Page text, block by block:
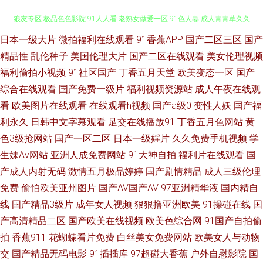
久草视频国产精品 欧美人人艹 91孕妇被操大片 香蕉视讯 国产大片中文字幕
狼友专区 极品色色影院 91人人看 老熟女做爱一区 91色人妻 成人青青草久久
四虎影城库 影音av网址 三级片av片 在线视频污 人妖伪娘 91视网站 偷拍伊
人 伊人影音成人网 超碰美女 人人肏艹 国产tv精品 国产三级视频 熟女福利资
源库 91成人天蚕 东方四虎aV 午夜AV性爱 久草免费福利站 福利微拍伦理 在
线观看91视频 av资源一 91豆花网 操人妖网 午夜性伦理视频 美女午夜私人影
超碰97人人爱 伊人青青大香蕉 波多野氏黄色39 超碰从插 日本影院色 亚洲妞
日本一级大片 微拍福利在线观看 91香蕉APP 国产二区三区 国产
精品性 乱伦种子 美国伦理大片 国产二区在线观看 美女伦理视频
福利偷拍小视频 91社区国产 丁香五月天堂 欧美变态一区 国产
综合在线观看 国产免费一级片 福利视频资源站 成人午夜在线观
看 欧美图片在线观看 在线观看h视频 国产a级0 变性人妖 国产福
利永久 日韩中文字幕观看 足交在线播放91 丁香五月色网站 黄
色3级抢网站 国产一区二区 日本一级婬片 久久免费手机视频 学
生妹Av网站 亚洲人成免费网站 91大神自拍 福利片在线观看 国
产成人内射无码 激情五月极品婷婷 国产剧情精品 成人三级伦理
免费 偷怕欧美亚州图片 国产AV国产AV 97亚洲精华液 国内精自
线 国产精品3级片 成年女人视频 狠狠撸亚洲欧美 91操碰在线 国
产高清精品二区 国产欧美在线视频 欧美色综合网 91国产自拍偷
拍 香蕉911 花蝴蝶看片免费 白丝美女免费网站 欧美女人与动物
交 国产精品无码电影 91插插库 97超碰大香蕉 户外自慰影院 国